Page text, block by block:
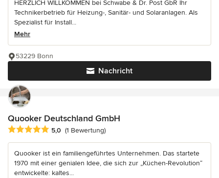
HERZLICH WILLKOMMEN bei Schwabe & Dr. Post GbR Ihr
Technikerbetrieb für Heizung-, Sanitär- und Solaranlagen. Als
Spezialist für Install...
Mehr
Nachricht
53229 Bonn
Quooker Deutschland GmbH
Durchschnittliche Bewertung: 5 von 5 Sternen
5,0 (1 Bewertung)
Quooker ist ein familiengeführtes Unternehmen. Das startete
1970 mit einer genialen Idee, die sich zur „Küchen-Revolution“
entwickelte: kaltes...